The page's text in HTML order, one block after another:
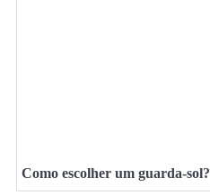
Como escolher um guarda-sol?